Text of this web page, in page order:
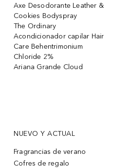
Axe Desodorante Leather &
Cookies Bodyspray
The Ordinary
Acondicionador capilar Hair
Care Behentrimonium
Chloride 2%
Ariana Grande Cloud
NUEVO Y ACTUAL
Fragrancias de verano
Cofres de regalo